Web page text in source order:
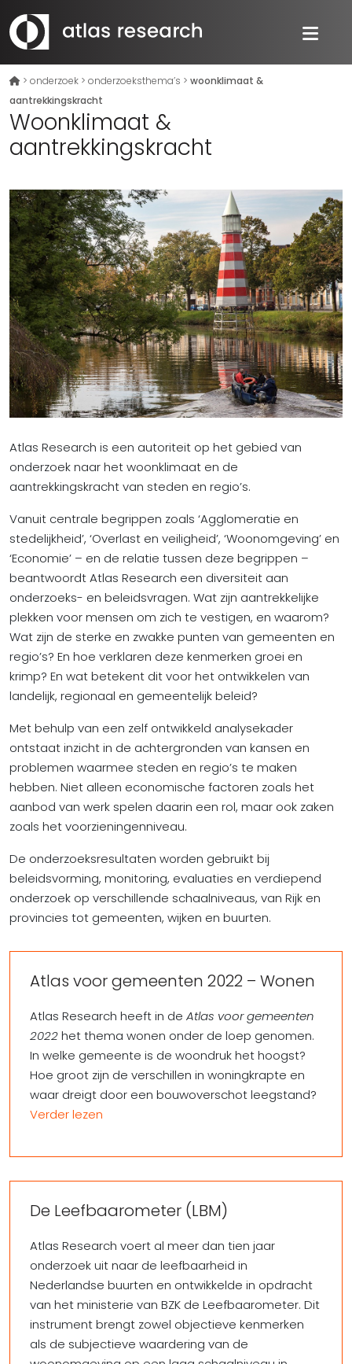
> onderzoek > onderzoeksthema’s > woonklimaat &
aantrekkingskracht
Woonklimaat &
aantrekkingskracht
Atlas Research is een autoriteit op het gebied van
onderzoek naar het woonklimaat en de
aantrekkingskracht van steden en regio’s.
Vanuit centrale begrippen zoals ‘Agglomeratie en
stedelijkheid’, ‘Overlast en veiligheid’, ‘Woonomgeving’ en
‘Economie’ – en de relatie tussen deze begrippen –
beantwoordt Atlas Research een diversiteit aan
onderzoeks- en beleidsvragen. Wat zijn aantrekkelijke
plekken voor mensen om zich te vestigen, en waarom?
Wat zijn de sterke en zwakke punten van gemeenten en
regio’s? En hoe verklaren deze kenmerken groei en
krimp? En wat betekent dit voor het ontwikkelen van
landelijk, regionaal en gemeentelijk beleid?
Met behulp van een zelf ontwikkeld analysekader
ontstaat inzicht in de achtergronden van kansen en
problemen waarmee steden en regio’s te maken
hebben. Niet alleen economische factoren zoals het
aanbod van werk spelen daarin een rol, maar ook zaken
zoals het voorzieningenniveau.
De onderzoeksresultaten worden gebruikt bij
beleidsvorming, monitoring, evaluaties en verdiepend
onderzoek op verschillende schaalniveaus, van Rijk en
provincies tot gemeenten, wijken en buurten.
Atlas voor gemeenten 2022 – Wonen
Atlas Research heeft in de Atlas voor gemeenten
2022het thema wonen onder de loep genomen.
In welke gemeente is de woondruk het hoogst?
Hoe groot zijn de verschillen in woningkrapte en
waar dreigt door een bouwoverschot leegstand?
Verder lezen
De Leefbaarometer (LBM)
Atlas Research voert al meer dan tien jaar
onderzoek uit naar de leefbaarheid in
Nederlandse buurten en ontwikkelde in opdracht
van het ministerie van BZK de Leefbaarometer. Dit
instrument brengt zowel objectieve kenmerken
als de subjectieve waardering van de